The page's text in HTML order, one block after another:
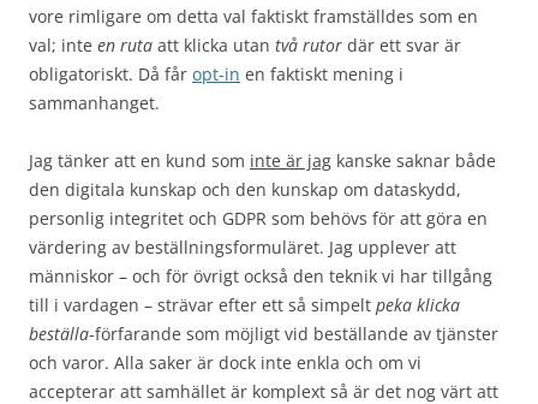
vore rimligare om detta val faktiskt framställdes som en
val; inte en ruta att klicka utan två rutor där ett svar är
obligatoriskt. Då får opt-in en faktiskt mening i
sammanhanget.
Jag tänker att en kund som inte är jag kanske saknar både
den digitala kunskap och den kunskap om dataskydd,
personlig integritet och GDPR som behövs för att göra en
värdering av beställningsformuläret. Jag upplever att
människor – och för övrigt också den teknik vi har tillgång
till i vardagen – strävar efter ett så simpelt peka klicka
beställa-förfarande som möjligt vid beställande av tjänster
och varor. Alla saker är dock inte enkla och om vi
accepterar att samhället är komplext så är det nog värt att